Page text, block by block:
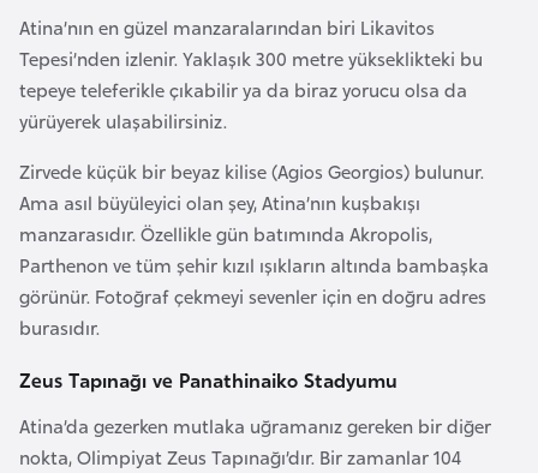
Atina’nın en güzel manzaralarından biri Likavitos
Tepesi’nden izlenir. Yaklaşık 300 metre yükseklikteki bu
tepeye teleferikle çıkabilir ya da biraz yorucu olsa da
yürüyerek ulaşabilirsiniz.
Zirvede küçük bir beyaz kilise (Agios Georgios) bulunur.
Ama asıl büyüleyici olan şey, Atina’nın kuşbakışı
manzarasıdır. Özellikle gün batımında Akropolis,
Parthenon ve tüm şehir kızıl ışıkların altında bambaşka
görünür. Fotoğraf çekmeyi sevenler için en doğru adres
burasıdır.
Zeus Tapınağı ve Panathinaiko Stadyumu
Atina’da gezerken mutlaka uğramanız gereken bir diğer
nokta, Olimpiyat Zeus Tapınağı’dır. Bir zamanlar 104
y
r
i
b
u
t
i
Ç
n